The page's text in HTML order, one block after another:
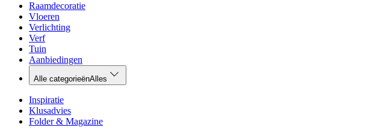
Raamdecoratie
Vloeren
Verlichting
Verf
Tuin
Aanbiedingen
Alle categorieënAlles
Inspiratie
Klusadvies
Folder & Magazine